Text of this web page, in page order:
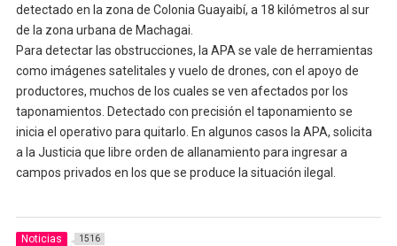
detectado en la zona de Colonia Guayaibí, a 18 kilómetros al sur
de la zona urbana de Machagai.
Para detectar las obstrucciones, la APA se vale de herramientas
como imágenes satelitales y vuelo de drones, con el apoyo de
productores, muchos de los cuales se ven afectados por los
taponamientos. Detectado con precisión el taponamiento se
inicia el operativo para quitarlo. En algunos casos la APA, solicita
a la Justicia que libre orden de allanamiento para ingresar a
campos privados en los que se produce la situación ilegal.
Noticias 1516